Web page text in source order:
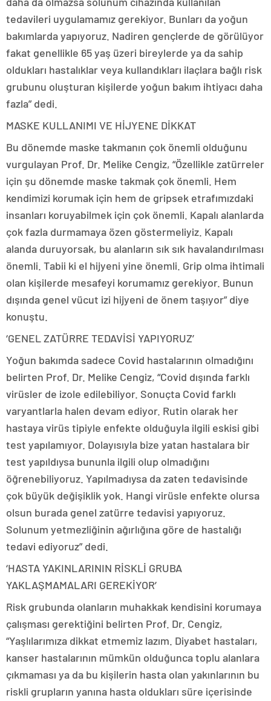
tedavileri uygulamamız gerekiyor. Bunları da yoğun
bakımlarda yapıyoruz. Nadiren gençlerde de görülüyor
fakat genellikle 65 yaş üzeri bireylerde ya da sahip
oldukları hastalıklar veya kullandıkları ilaçlara bağlı risk
grubunu oluşturan kişilerde yoğun bakım ihtiyacı daha
fazla” dedi.
MASKE KULLANIMI VE HİJYENE DİKKAT
Bu dönemde maske takmanın çok önemli olduğunu
vurgulayan Prof. Dr. Melike Cengiz, “Özellikle zatürreler
için şu dönemde maske takmak çok önemli. Hem
kendimizi korumak için hem de gripsek etrafımızdaki
insanları koruyabilmek için çok önemli. Kapalı alanlarda
çok fazla durmamaya özen göstermeliyiz. Kapalı
alanda duruyorsak, bu alanların sık sık havalandırılması
önemli. Tabii ki el hijyeni yine önemli. Grip olma ihtimali
olan kişilerde mesafeyi korumamız gerekiyor. Bunun
dışında genel vücut izi hijyeni de önem taşıyor” diye
konuştu.
‘GENEL ZATÜRRE TEDAVİSİ YAPIYORUZ’
Yoğun bakımda sadece Covid hastalarının olmadığını
belirten Prof. Dr. Melike Cengiz, “Covid dışında farklı
virüsler de izole edilebiliyor. Sonuçta Covid farklı
varyantlarla halen devam ediyor. Rutin olarak her
hastaya virüs tipiyle enfekte olduğuyla ilgili eskisi gibi
test yapılamıyor. Dolayısıyla bize yatan hastalara bir
test yapıldıysa bununla ilgili olup olmadığını
öğrenebiliyoruz. Yapılmadıysa da zaten tedavisinde
çok büyük değişiklik yok. Hangi virüsle enfekte olursa
olsun burada genel zatürre tedavisi yapıyoruz.
Solunum yetmezliğinin ağırlığına göre de hastalığı
tedavi ediyoruz” dedi.
‘HASTA YAKINLARININ RİSKLİ GRUBA
YAKLAŞMAMALARI GEREKİYOR’
Risk grubunda olanların muhakkak kendisini korumaya
çalışması gerektiğini belirten Prof. Dr. Cengiz,
“Yaşlılarımıza dikkat etmemiz lazım. Diyabet hastaları,
kanser hastalarının mümkün olduğunca toplu alanlara
çıkmaması ya da bu kişilerin hasta olan yakınlarının bu
riskli grupların yanına hasta oldukları süre içerisinde